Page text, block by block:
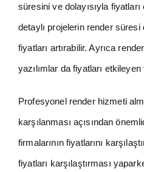
süresini ve dolayısıyla
detaylı projelerin render
fiyatları artırabilir. Ayrıca
yazılımlar da fiyatları etkileyen
Profesyonel render hizmeti
karşılanması açısından
firmalarının fiyatlarını
fiyatları karşılaştırması